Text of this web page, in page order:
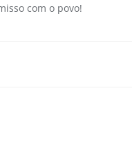
com o povo!